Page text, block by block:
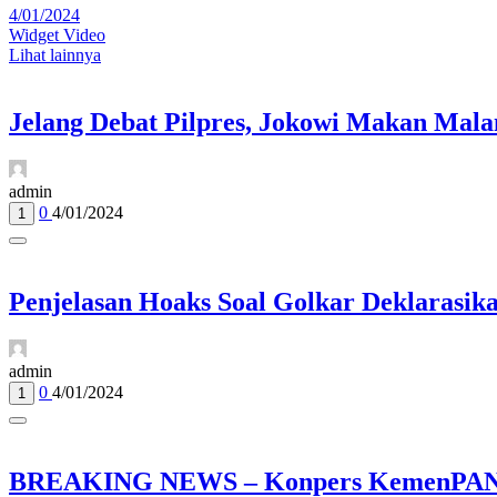
4/01/2024
Widget Video
Lihat lainnya
Jelang Debat Pilpres, Jokowi Makan
admin
1 0 4/01/2024
Penjelasan Hoaks Soal Golkar
admin
1 0 4/01/2024
BREAKING NEWS – Konpers